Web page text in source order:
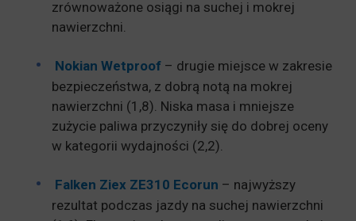
zrównoważone osiągi na suchej i mokrej
nawierzchni.
Nokian Wetproof – drugie miejsce w zakresie
bezpieczeństwa, z dobrą notą na mokrej
nawierzchni (1,8). Niska masa i mniejsze
zużycie paliwa przyczyniły się do dobrej oceny
w kategorii wydajności (2,2).
Falken Ziex ZE310 Ecorun – najwyższy
rezultat podczas jazdy na suchej nawierzchni